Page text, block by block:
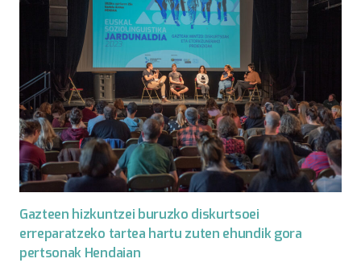
Gazteen hizkuntzei buruzko diskurtsoei
erreparatzeko tartea hartu zuten ehundik gora
pertsonak Hendaian